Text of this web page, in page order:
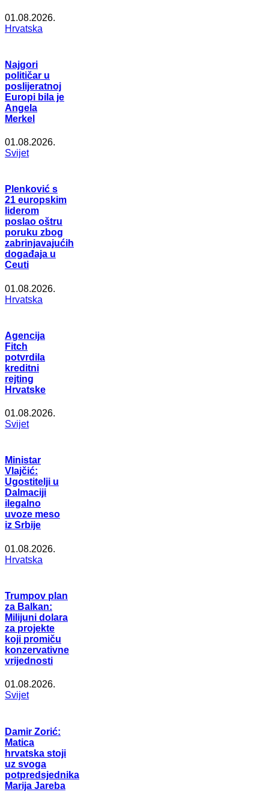
01.08.2026.
Hrvatska
Najgori
političar u
poslijeratnoj
Europi bila je
Angela
Merkel
01.08.2026.
Svijet
Plenković s
21 europskim
liderom
poslao oštru
poruku zbog
zabrinjavajućih
događaja u
Ceuti
01.08.2026.
Hrvatska
Agencija
Fitch
potvrdila
kreditni
rejting
Hrvatske
01.08.2026.
Svijet
Ministar
Vlajčić:
Ugostitelji u
Dalmaciji
ilegalno
uvoze meso
iz Srbije
01.08.2026.
Hrvatska
Trumpov plan
za Balkan:
Milijuni dolara
za projekte
koji promiču
konzervativne
vrijednosti
01.08.2026.
Svijet
Damir Zorić:
Matica
hrvatska stoji
uz svoga
potpredsjednika
Marija Jareba